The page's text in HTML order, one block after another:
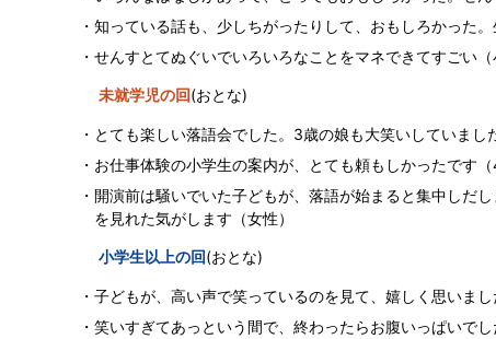
知っている話も、少しちがったりして、おもしろかった
せんすとてぬぐいでいろいろなことをマネできてすごい（
未就学児の回(おとな)
とても楽しい落語会でした。3歳の娘も大笑いしていまし
お仕事体験の小学生の案内が、とても頼もしかったです（
開演前は騒いでいた子どもが、落語が始まると集中しだ
を見れた気がします（女性）
小学生以上の回(おとな)
子どもが、高い声で笑っているのを見て、嬉しく思いまし
笑いすぎてあっという間で、終わったらお腹いっぱいでし